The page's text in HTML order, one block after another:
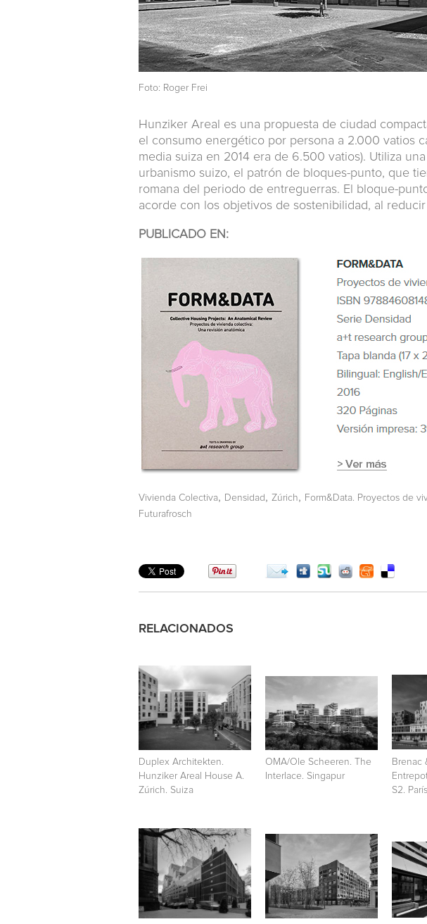
Foto: Roger Frei
Hunziker Areal es una propuesta de ciudad
el consumo energético por persona a 2.000 vatios
media suiza en 2014 era de 6.500 vatios). Utiliza
urbanismo suizo, el patrón de bloques-punto, que
romana del periodo de entreguerras. El bloque-
acorde con los objetivos de sostenibilidad, al
PUBLICADO EN:
Vivienda Colectiva, Densidad, Zúrich, Form&Data. Proyectos de
Futurafrosch
RELACIONADOS
Duplex Architekten.
Hunziker Areal House A.
Zúrich. Suiza
OMA/Ole Scheeren. The
Interlace. Singapur
Brenac
S2. París